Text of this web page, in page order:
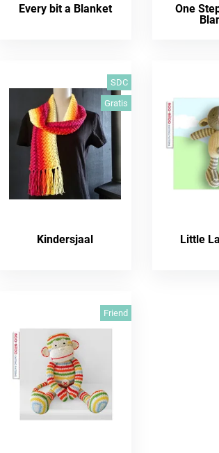
Every bit a Blanket
One
SDC
Gratis
Kindersjaal Little
Friend